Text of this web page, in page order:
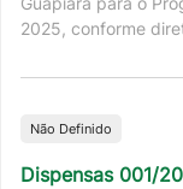
2025, conforme
Não Definido
Dispensas 001/